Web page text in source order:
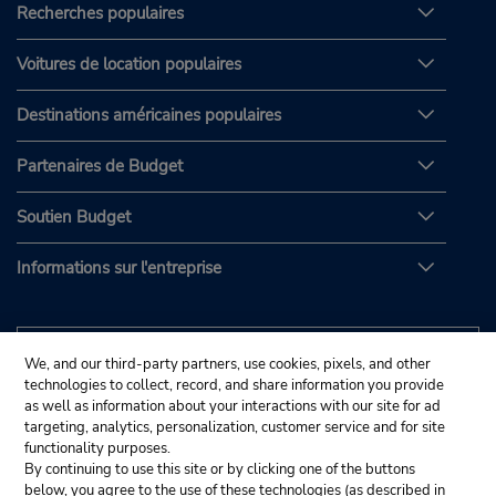
Recherches populaires
Voitures de location populaires
Destinations américaines populaires
Partenaires de Budget
Soutien Budget
Informations sur l'entreprise
We, and our third-party partners, use cookies, pixels, and other
technologies to collect, record, and share information you provide
as well as information about your interactions with our site for ad
targeting, analytics, personalization, customer service and for site
functionality purposes.
By continuing to use this site or by clicking one of the buttons
below, you agree to the use of these technologies (as described in